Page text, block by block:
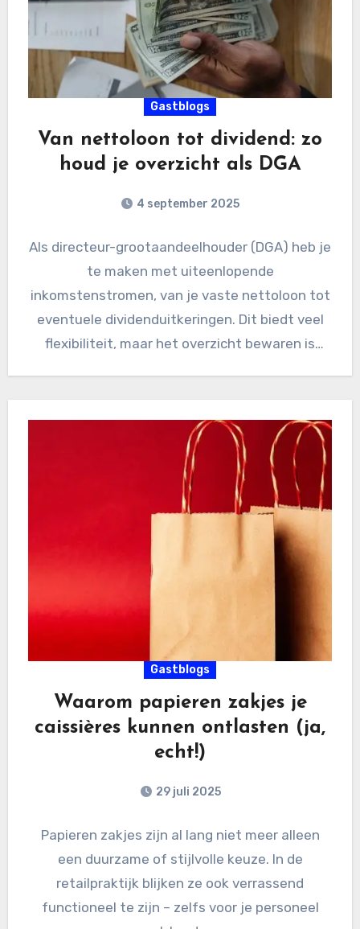
Gastblogs
Van nettoloon tot dividend: zo
houd je overzicht als DGA
4 september 2025
Als directeur-grootaandeelhouder (DGA) heb je
te maken met uiteenlopende
inkomstenstromen, van je vaste nettoloon tot
eventuele dividenduitkeringen. Dit biedt veel
flexibiliteit, maar het overzicht bewaren is
Gastblogs
Waarom papieren zakjes je
caissières kunnen ontlasten (ja,
echt!)
29 juli 2025
Papieren zakjes zijn al lang niet meer alleen
een duurzame of stijlvolle keuze. In de
retailpraktijk blijken ze ook verrassend
functioneel te zijn – zelfs voor je personeel